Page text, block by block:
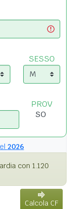
SESSO
PROV
2026
con 1.120
Calcola CF